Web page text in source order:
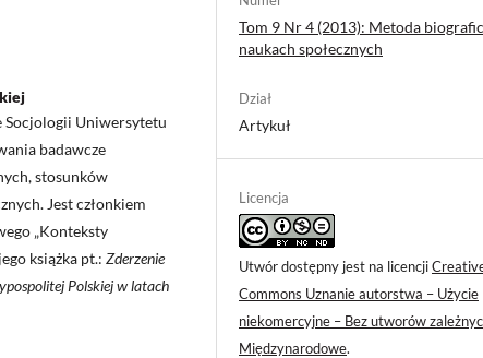
Uniwersytetu
badawcze
stosunków
Jest członkiem
„Konteksty
książka pt.: Zderzenie
Polskiej w latach
Tom 9 Nr 4 (2013): Metoda
naukach społecznych
Dział
Artykuł
Licencja
Utwór dostępny jest na licencji
Commons Uznanie autorstwa – Użycie
niekomercyjne – Bez utworów
Międzynarodowe.